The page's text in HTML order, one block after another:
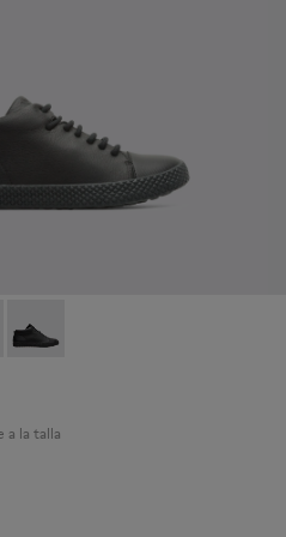
072
- 90085-068 - Black
Peu - 90085-021
010 - Black
- K900164-005
Pursuit - K900164-001 - Black
a la talla